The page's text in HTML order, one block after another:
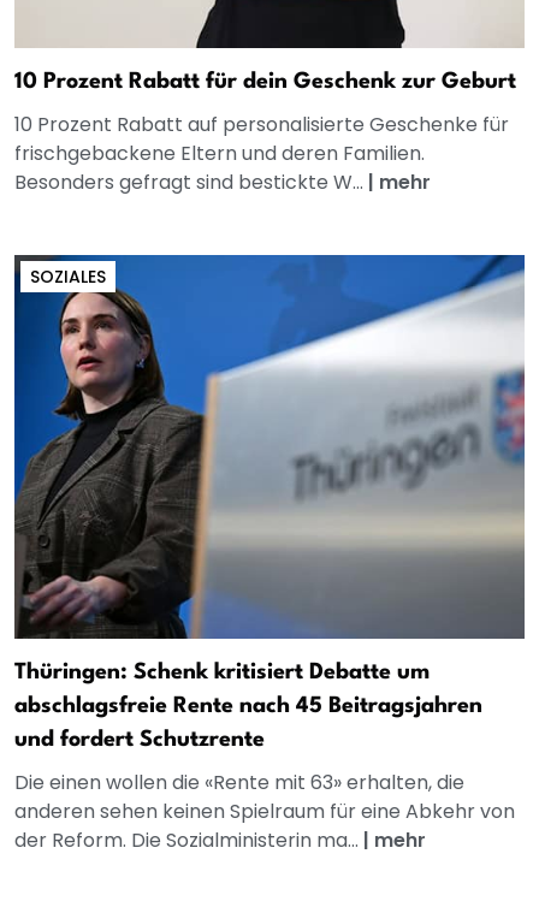
10 Prozent Rabatt für dein Geschenk zur Geburt
10 Prozent Rabatt auf personalisierte Geschenke für
frischgebackene Eltern und deren Familien.
Besonders gefragt sind bestickte W... | mehr
SOZIALES
Thüringen: Schenk kritisiert Debatte um
abschlagsfreie Rente nach 45 Beitragsjahren
und fordert Schutzrente
Die einen wollen die «Rente mit 63» erhalten, die
anderen sehen keinen Spielraum für eine Abkehr von
der Reform. Die Sozialministerin ma... | mehr